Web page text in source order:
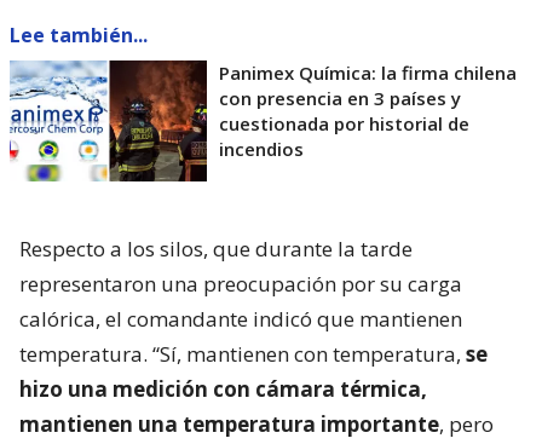
Lee también...
Panimex Química: la firma chilena
con presencia en 3 países y
cuestionada por historial de
incendios
Respecto a los silos, que durante la tarde
representaron una preocupación por su carga
calórica, el comandante indicó que mantienen
temperatura. “Sí, mantienen con temperatura, se
hizo una medición con cámara térmica,
mantienen una temperatura importante, pero